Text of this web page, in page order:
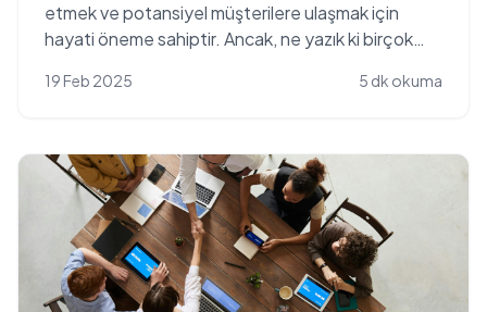
etmek ve potansiyel müşterilere ulaşmak için
hayati öneme sahiptir. Ancak, ne yazık ki birçok
19 Feb 2025 5 dk okuma